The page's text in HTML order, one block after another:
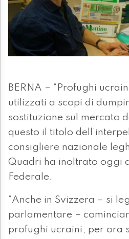
BERNA – “Profughi
utilizzati a scopi di
sostituzione sul mercato
questo il titolo
consigliere nazionale
Quadri ha inoltrato oggi
Federale.
“Anche in Svizzera – si
parlamentare –
profughi ucraini, per ora